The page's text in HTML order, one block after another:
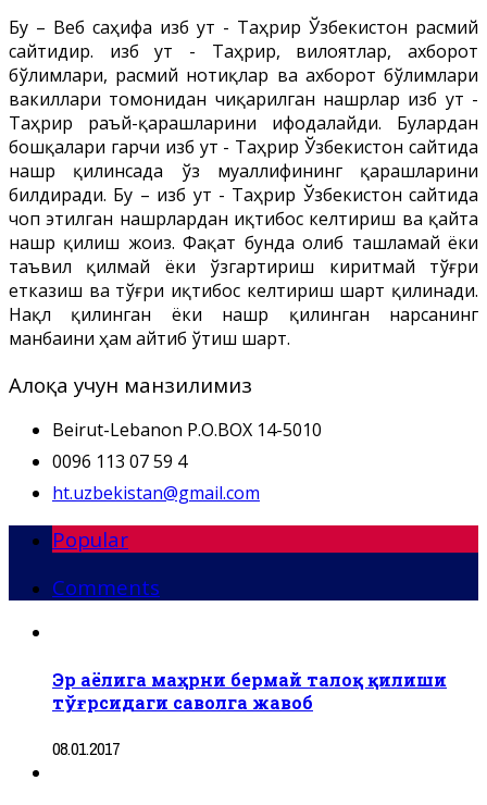
Бу – Веб саҳифа Ҳизб ут - Таҳрир Ўзбекистон расмий
сайтидир. Ҳизб ут - Таҳрир, вилоятлар, ахборот
бўлимлари, расмий нотиқлар ва ахборот бўлимлари
вакиллари томонидан чиқарилган нашрлар Ҳизб ут -
Таҳрир раъй-қарашларини ифодалайди. Булардан
бошқалари гарчи Ҳизб ут - Таҳрир Ўзбекистон сайтида
нашр қилинсада ўз муаллифининг қарашларини
билдиради. Бу – Ҳизб ут - Таҳрир Ўзбекистон сайтида
чоп этилган нашрлардан иқтибос келтириш ва қайта
нашр қилиш жоиз. Фақат бунда олиб ташламай ёки
таъвил қилмай ёки ўзгартириш киритмай тўғри
етказиш ва тўғри иқтибос келтириш шарт қилинади.
Нақл қилинган ёки нашр қилинган нарсанинг
манбаини ҳам айтиб ўтиш шарт.
Алоқа учун манзилимиз
Beirut-Lebanon P.O.BOX 14-5010
0096 113 07 59 4
ht.uzbekistan@gmail.com
Popular
Comments
Эр аёлига маҳрни бермай талоқ қилиши
тўғрсидаги саволга жавоб
08.01.2017